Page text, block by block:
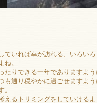
いれば幸が訪れる、いろい
ね。
りできる一年でありますよう
通り穏やかに過ごせますよう
。
るトリミングをしていける